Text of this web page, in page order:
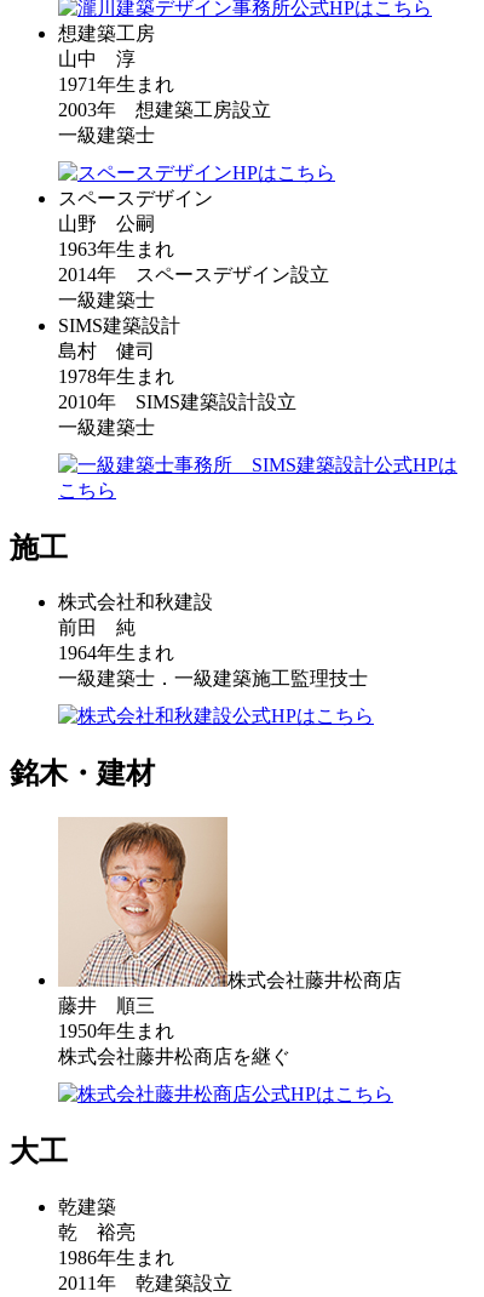
想建築工房
山中 淳
1971年生まれ
2003年 想建築工房設立
一級建築士
スペースデザイン
山野 公嗣
1963年生まれ
2014年 スペースデザイン設立
一級建築士
SIMS建築設計
島村 健司
1978年生まれ
2010年 SIMS建築設計設立
一級建築士
施工
株式会社和秋建設
前田 純
1964年生まれ
一級建築士．一級建築施工監理技士
銘木・建材
株式会社藤井松商店
藤井 順三
1950年生まれ
株式会社藤井松商店を継ぐ
大工
乾建築
乾 裕亮
1986年生まれ
2011年 乾建築設立